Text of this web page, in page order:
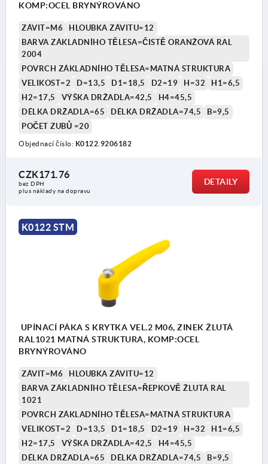
KOMP:OCEL BRYNÝROVÁNO
ZÁVIT=M6
HLOUBKA ZÁVITU=12
BARVA ZÁKLADNÍHO TĚLESA=ČISTĚ ORANŽOVÁ RAL
2004
POVRCH ZÁKLADNÍHO TĚLESA=MATNÁ STRUKTURA
VELIKOST=2
D=13,5 D1=18,5 D2=19 H=32
H1=6,5
H2=17,5
VÝŠKA DRŽADLA=42,5
H4=45,5
DÉLKA DRŽADLA=65
DÉLKA DRŽADLA=74,5
B=9,5
POČET ZUBŮ =20
Objednací číslo: K0122.9206182
CZK171.76
bez DPH
plus náklady na dopravu
DETAILY
K0122 STM
UPÍNACÍ PÁKA S KRYTKA VEL.2 M06, ZINEK ŽLUTÁ
RAL1021 MATNÁ STRUKTURA, KOMP:OCEL
BRYNÝROVÁNO
ZÁVIT=M6
HLOUBKA ZÁVITU=12
BARVA ZÁKLADNÍHO TĚLESA=ŘEPKOVĚ ŽLUTÁ RAL
1021
POVRCH ZÁKLADNÍHO TĚLESA=MATNÁ STRUKTURA
VELIKOST=2
D=13,5 D1=18,5 D2=19 H=32
H1=6,5
H2=17,5
VÝŠKA DRŽADLA=42,5
H4=45,5
DÉLKA DRŽADLA=65
DÉLKA DRŽADLA=74,5 B=9,5